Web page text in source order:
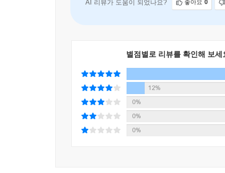
별점별로 리뷰를 확인해 보세
0%
0%